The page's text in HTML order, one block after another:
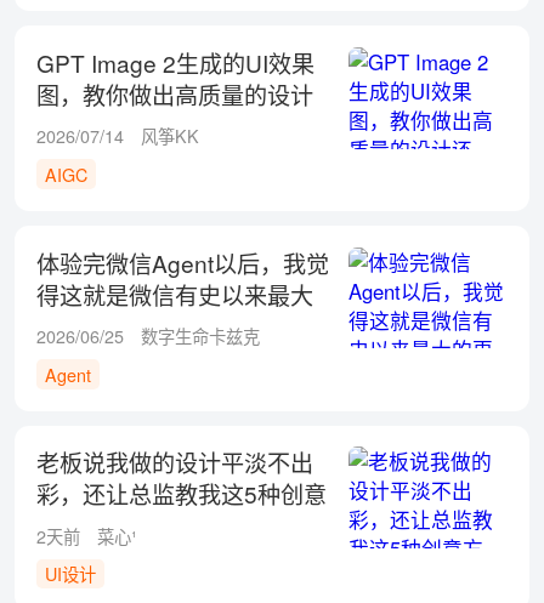
GPT Image 2生成的UI效果
图，教你做出高质量的设计
还原！
2026/07/14
风筝KK
AIGC
体验完微信Agent以后，我觉
得这就是微信有史以来最大
的更新
2026/06/25
数字生命卡兹克
Agent
老板说我做的设计平淡不出
彩，还让总监教我这5种创意
方式！
2天前
菜心¹
UI设计